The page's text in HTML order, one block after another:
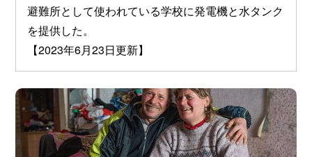
避難所として使われている学校に発電機と水タンク
を提供した。
【2023年6月23日更新】